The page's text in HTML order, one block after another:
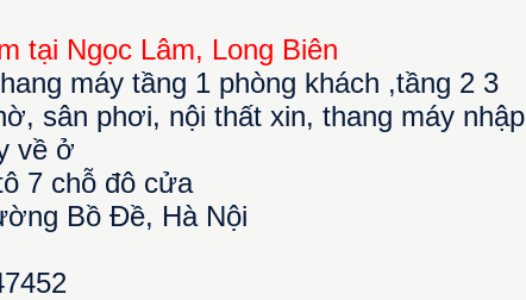
tại Ngọc Lâm, Long Biên
máy tầng 1 phòng khách ,tầng 2 3
sân phơi, nội thất xin, thang máy nhập
về ở
7 chỗ đô cửa
Bồ Đề, Hà Nội